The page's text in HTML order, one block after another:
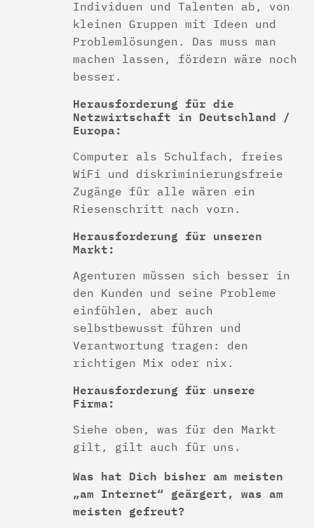
Individuen und Talenten ab, von
kleinen Gruppen mit Ideen und
Problemlösungen. Das muss man
machen lassen, fördern wäre noch
besser.
Herausforderung für die
Netzwirtschaft in Deutschland /
Europa:
Computer als Schulfach, freies
WiFi und diskriminierungsfreie
Zugänge für alle wären ein
Riesenschritt nach vorn.
Herausforderung für unseren
Markt:
Agenturen müssen sich besser in
den Kunden und seine Probleme
einfühlen, aber auch
selbstbewusst führen und
Verantwortung tragen: den
richtigen Mix oder nix.
Herausforderung für unsere
Firma:
Siehe oben, was für den Markt
gilt, gilt auch für uns.
Was hat Dich bisher am meisten
„am Internet“ geärgert, was am
meisten gefreut?